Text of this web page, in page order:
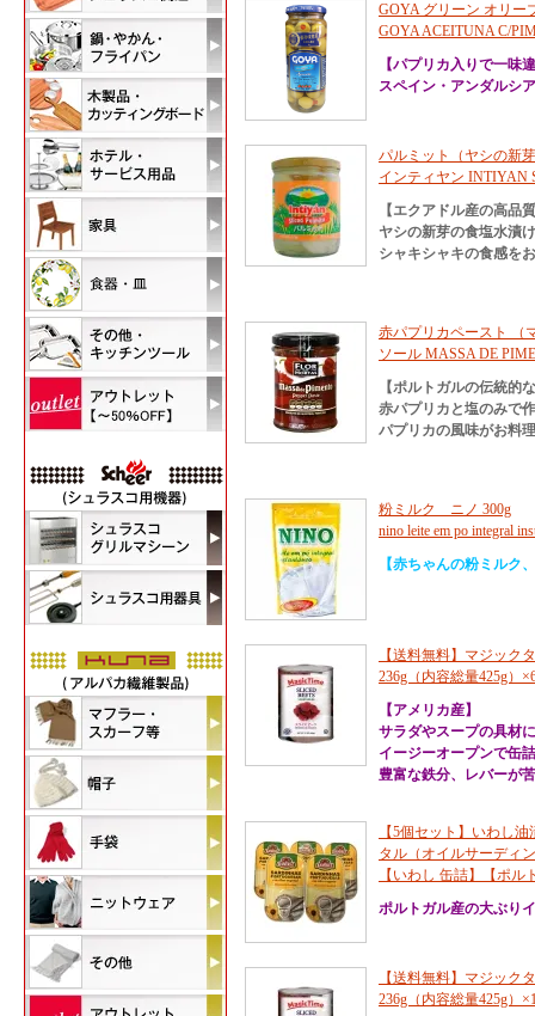
GOYA グリーン オリー
GOYA ACEITUNA C/
【パプリカ入りで一味
スペイン・アンダルシ
パルミット（ヤシの新
インティヤン INTIYAN
【エクアドル産の高品
ヤシの新芽の食塩水漬け
シャキシャキの食感を
赤パプリカペースト （
ソール MASSA DE
【ポルトガルの伝統的
赤パプリカと塩のみで
パプリカの風味がお料
粉ミルク ニノ 300g
nino leite em po integral
【赤ちゃんの粉ミル
【送料無料】マジック
236g（内容総量425g）
【アメリカ産】
サラダやスープの具材に
イージーオープンで缶
豊富な鉄分、レバーが
【5個セット】いわし
タル（オイルサーディ
【いわし 缶詰】【ポ
ポルトガル産の大ぶり
【送料無料】マジック
236g（内容総量425g）